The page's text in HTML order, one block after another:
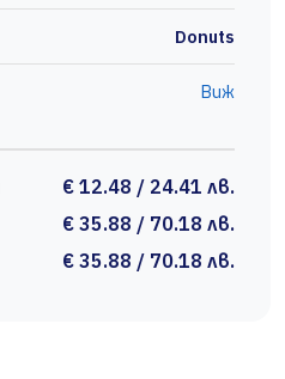
Donuts
Виж
€ 12.48 / 24.41 лв.
€ 35.88 / 70.18 лв.
€ 35.88 / 70.18 лв.